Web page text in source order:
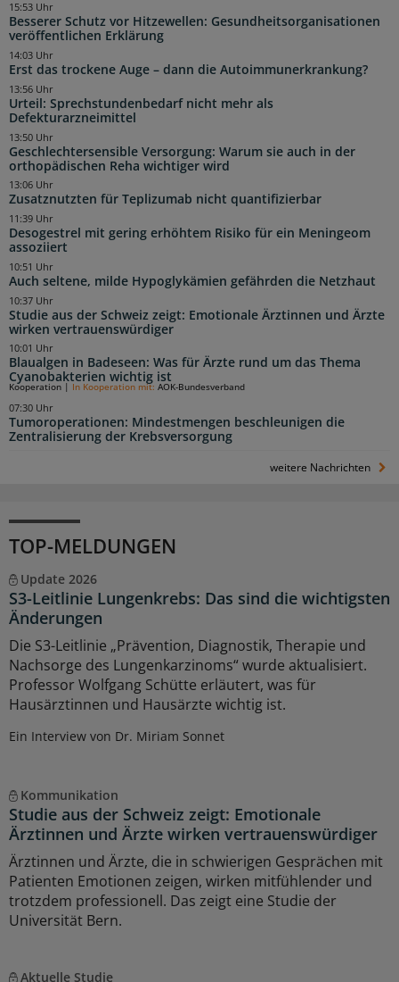
Besserer Schutz vor Hitzewellen: Gesundheitsorganisationen
veröffentlichen Erklärung
15:53 Uhr
Erst das trockene Auge – dann die Autoimmunerkrankung?
14:03 Uhr
Urteil: Sprechstundenbedarf nicht mehr als
Defekturarzneimittel
13:56 Uhr
Geschlechtersensible Versorgung: Warum sie auch in der
orthopädischen Reha wichtiger wird
13:50 Uhr
Zusatznutzten für Teplizumab nicht quantifizierbar
13:06 Uhr
Desogestrel mit gering erhöhtem Risiko für ein Meningeom
assoziiert
11:39 Uhr
Auch seltene, milde Hypoglykämien gefährden die Netzhaut
10:51 Uhr
Studie aus der Schweiz zeigt: Emotionale Ärztinnen und Ärzte
wirken vertrauenswürdiger
10:37 Uhr
Blaualgen in Badeseen: Was für Ärzte rund um das Thema
Cyanobakterien wichtig ist
10:01 Uhr
Tumoroperationen: Mindestmengen beschleunigen die
Zentralisierung der Krebsversorgung
Kooperation In Kooperation mit: AOK-Bundesverband
07:30 Uhr
weitere Nachrichten
TOP-MELDUNGEN
Update 2026
S3-Leitlinie Lungenkrebs: Das sind die wichtigsten
Änderungen
Die S3-Leitlinie „Prävention, Diagnostik, Therapie und
Nachsorge des Lungenkarzinoms“ wurde aktualisiert.
Professor Wolfgang Schütte erläutert, was für
Hausärztinnen und Hausärzte wichtig ist.
Ein Interview von Dr. Miriam Sonnet
Kommunikation
Studie aus der Schweiz zeigt: Emotionale
Ärztinnen und Ärzte wirken vertrauenswürdiger
Ärztinnen und Ärzte, die in schwierigen Gesprächen mit
Patienten Emotionen zeigen, wirken mitfühlender und
trotzdem professionell. Das zeigt eine Studie der
Universität Bern.
Aktuelle Studie